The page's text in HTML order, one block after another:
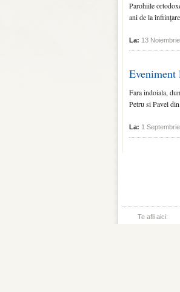
Parohiile
ani de la
La: 13
Fara indoiala,
Petru si Pavel
La: 1
Te afli aici: